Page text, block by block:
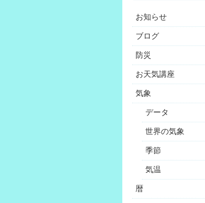
お知らせ
ブログ
防災
お天気講座
気象
データ
世界の気象
季節
気温
暦